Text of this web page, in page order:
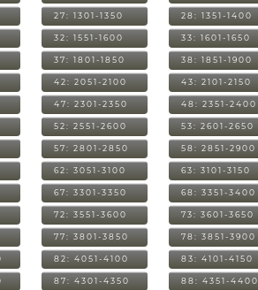
27: 1301-1350 28: 1351-1400
32: 1551-1600 33: 1601-1650
37: 1801-1850 38: 1851-1900
42: 2051-2100 43: 2101-2150
47: 2301-2350 48: 2351-2400
52: 2551-2600 53: 2601-2650
57: 2801-2850 58: 2851-2900
62: 3051-3100 63: 3101-3150
67: 3301-3350 68: 3351-3400
72: 3551-3600 73: 3601-3650
77: 3801-3850 78: 3851-3900
82: 4051-4100 83: 4101-4150
87: 4301-4350 88: 4351-4400